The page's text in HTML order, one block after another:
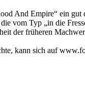
And Empire“ ein
vom Typ „in die
der früheren
kann sich auf